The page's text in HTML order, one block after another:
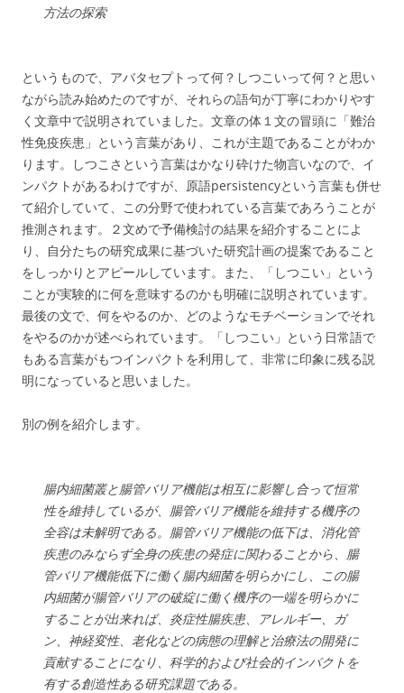
方法の探索
というもので、アバタセプトって何？しつこいって何？と思い
ながら読み始めたのですが、それらの語句が丁寧にわかりやす
く文章中で説明されていました。文章の体１文の冒頭に「難治
性免疫疾患」という言葉があり、これが主題であることがわか
ります。しつこさという言葉はかなり砕けた物言いなので、イ
ンパクトがあるわけですが、原語persistencyという言葉も併せ
て紹介していて、この分野で使われている言葉であろうことが
推測されます。２文めで予備検討の結果を紹介することによ
り、自分たちの研究成果に基づいた研究計画の提案であること
をしっかりとアピールしています。また、「しつこい」という
ことが実験的に何を意味するのかも明確に説明されています。
最後の文で、何をやるのか、どのようなモチベーションでそれ
をやるのかが述べられています。「しつこい」という日常語で
もある言葉がもつインパクトを利用して、非常に印象に残る説
明になっていると思いました。
別の例を紹介します。
腸内細菌叢と腸管バリア機能は相互に影響し合って恒常
性を維持しているが、 腸管バリア機能を維持する機序の
全容は未解明である。 腸管バリア機能の低下は、 消化管
疾患のみならず全身の疾患の発症に関わることから、 腸
管バリア機能低下に働く腸内細菌を明らかにし、
この腸
内細菌が腸管バリアの破綻に働く機序の一端を明らかに
することが出来れば、 炎症性腸疾患、アレルギー、ガ
ン、神経変性、老化などの病態の理解と治療法の開発に
貢献することになり、科学的および社会的インパクトを
有する創造性ある研究課題である。